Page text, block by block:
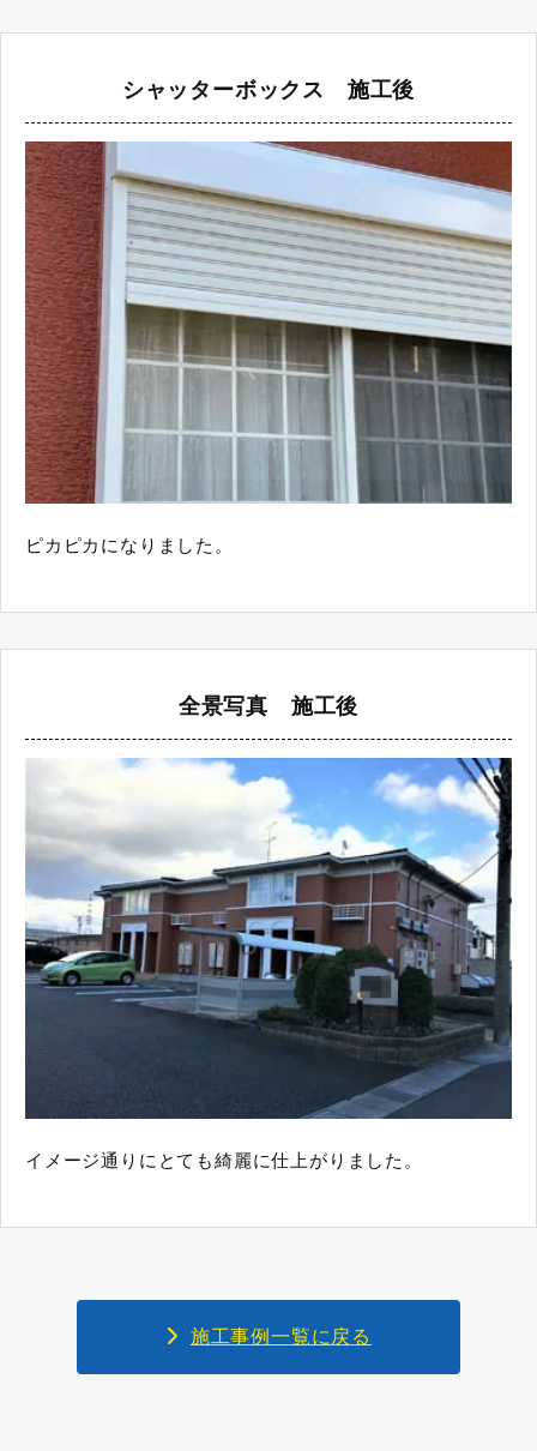
シャッターボックス 施工後
ピカピカになりました。
全景写真 施工後
イメージ通りにとても綺麗に仕上がりました。
施工事例一覧に戻る